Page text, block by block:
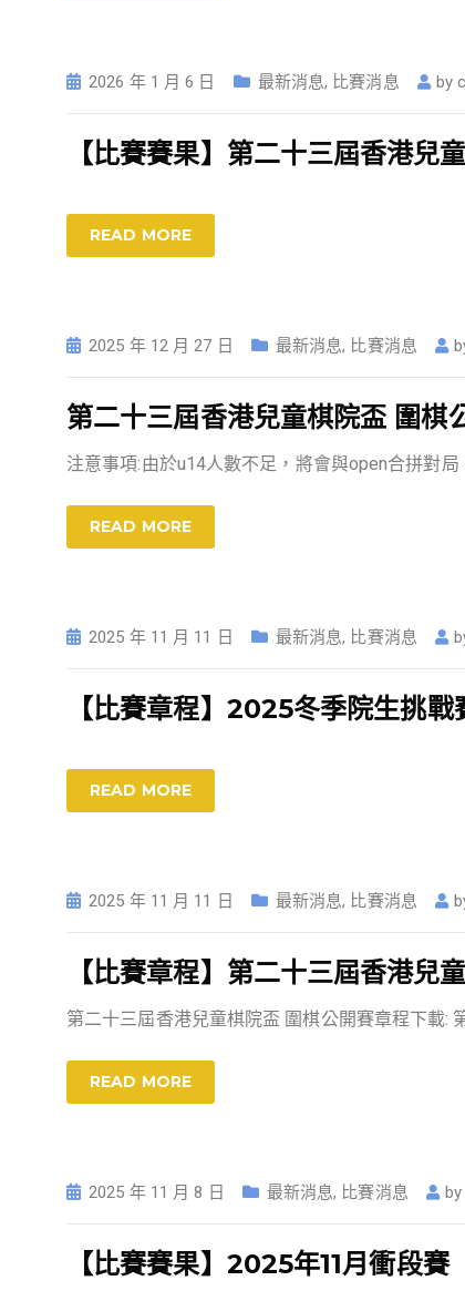
2026 年 1 月 6 日 最新消息, 比賽消息 by
【比賽賽果】第二十三屆香港
READ MORE
2025 年 12 月 27 日 最新消息, 比賽消息
第二十三屆香港兒童棋院盃 圍棋
注意事項:由於u14人數不足，將會與open合拼對
READ MORE
2025 年 11 月 11 日 最新消息, 比賽消息
【比賽章程】2025冬季院生挑戰
READ MORE
2025 年 11 月 11 日 最新消息, 比賽消息
【比賽章程】第二十三屆香港
第二十三屆香港兒童棋院盃 圍棋公開賽章程下載:
READ MORE
2025 年 11 月 8 日 最新消息, 比賽消息
【比賽賽果】2025年11月衝段賽